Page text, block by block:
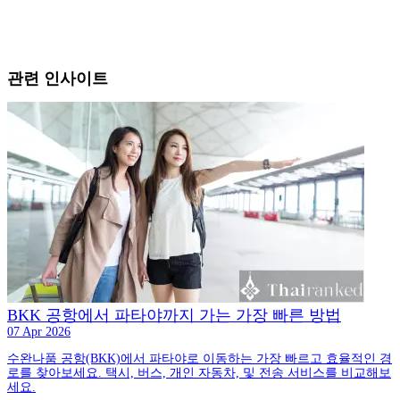
관련 인사이트
BKK 공항에서 파타야까지 가는 가장 빠른 방법
07 Apr 2026
수완나품 공항(BKK)에서 파타야로 이동하는 가장 빠르고 효율적인 경
로를 찾아보세요. 택시, 버스, 개인 자동차, 및 전송 서비스를 비교해보
세요.